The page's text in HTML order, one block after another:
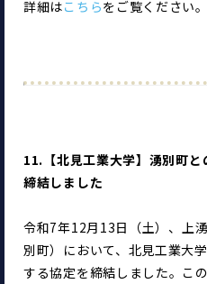
詳細はこちらをご覧ください。
11.【北見工業大学】湧別町
締結しました
令和7年12月13日（土）、上
別町）において、北見工業大
する協定を締結しました。こ